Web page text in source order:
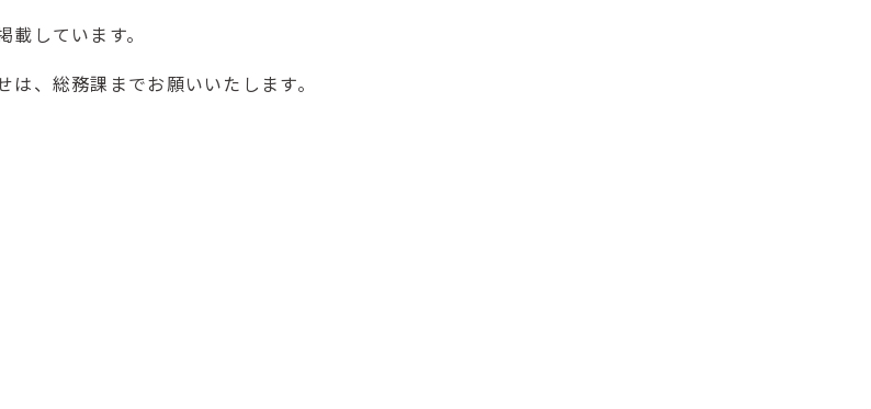
しています。
、総務課までお願いいたします。